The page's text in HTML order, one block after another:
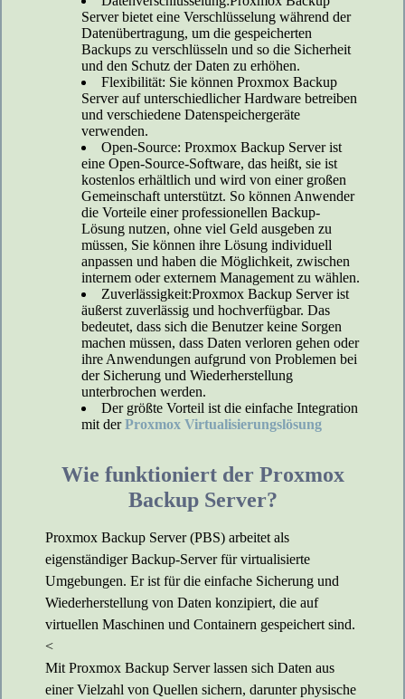
Server bietet eine Verschlüsselung während der
Datenübertragung, um die gespeicherten
Backups zu verschlüsseln und so die Sicherheit
und den Schutz der Daten zu erhöhen.
Flexibilität: Sie können Proxmox Backup
Server auf unterschiedlicher Hardware betreiben
und verschiedene Datenspeichergeräte
verwenden.
Open-Source: Proxmox Backup Server ist
eine Open-Source-Software, das heißt, sie ist
kostenlos erhältlich und wird von einer großen
Gemeinschaft unterstützt. So können Anwender
die Vorteile einer professionellen Backup-
Lösung nutzen, ohne viel Geld ausgeben zu
müssen, Sie können ihre Lösung individuell
anpassen und haben die Möglichkeit, zwischen
internem oder externem Management zu wählen.
Zuverlässigkeit:Proxmox Backup Server ist
äußerst zuverlässig und hochverfügbar. Das
bedeutet, dass sich die Benutzer keine Sorgen
machen müssen, dass Daten verloren gehen oder
ihre Anwendungen aufgrund von Problemen bei
der Sicherung und Wiederherstellung
unterbrochen werden.
Der größte Vorteil ist die einfache Integration
mit derProxmox Virtualisierungslösung
Wie funktioniert der Proxmox
Backup Server?
Proxmox Backup Server (PBS) arbeitet als
eigenständiger Backup-Server für virtualisierte
Umgebungen. Er ist für die einfache Sicherung und
Wiederherstellung von Daten konzipiert, die auf
virtuellen Maschinen und Containern gespeichert sind.
<
Mit Proxmox Backup Server lassen sich Daten aus
einer Vielzahl von Quellen sichern, darunter physische